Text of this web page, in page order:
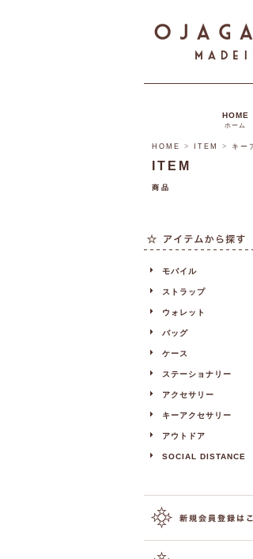
HOME
ホーム
HOME > ITEM > キー
ITEM
商品
モバイル
ストラップ
ウォレット
バッグ
ケース
ステーショナリー
アクセサリー
キーアクセサリー
アウトドア
SOCIAL DISTANCE